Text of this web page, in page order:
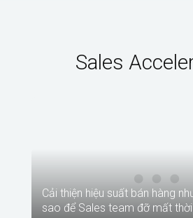
Sales
Cải thiện hiệu suất bán hàng
sao để Sales team đỡ mất